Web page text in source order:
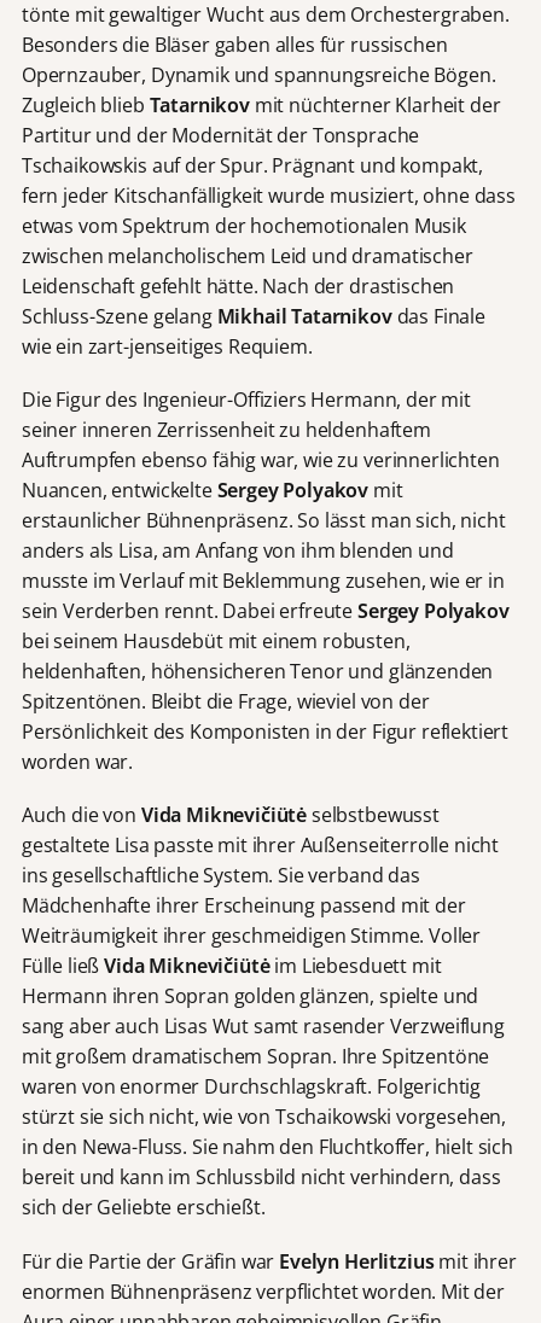
tönte mit gewaltiger Wucht aus dem Orchestergraben.
Besonders die Bläser gaben alles für russischen
Opernzauber, Dynamik und spannungsreiche Bögen.
Zugleich blieb Tatarnikovmit nüchterner Klarheit der
Partitur und der Modernität der Tonsprache
Tschaikowskis auf der Spur. Prägnant und kompakt,
fern jeder Kitschanfälligkeit wurde musiziert, ohne dass
etwas vom Spektrum der hochemotionalen Musik
zwischen melancholischem Leid und dramatischer
Leidenschaft gefehlt hätte. Nach der drastischen
Schluss-Szene gelang Mikhail Tatarnikovdas Finale
wie ein zart-jenseitiges Requiem.
Die Figur des Ingenieur-Offiziers Hermann, der mit
seiner inneren Zerrissenheit zu heldenhaftem
Auftrumpfen ebenso fähig war, wie zu verinnerlichten
Nuancen, entwickelteSergey Polyakov mit
erstaunlicher Bühnenpräsenz. So lässt man sich, nicht
anders als Lisa, am Anfang von ihm blenden und
musste im Verlauf mit Beklemmung zusehen, wie er in
sein Verderben rennt. Dabei erfreuteSergey Polyakov
bei seinem Hausdebüt mit einem robusten,
heldenhaften, höhensicheren Tenor und glänzenden
Spitzentönen. Bleibt die Frage, wieviel von der
Persönlichkeit des Komponisten in der Figur reflektiert
worden war.
Auch die von Vida Miknevičiütėselbstbewusst
gestaltete Lisa passte mit ihrer Außenseiterrolle nicht
ins gesellschaftliche System. Sie verband das
Mädchenhafte ihrer Erscheinung passend mit der
Weiträumigkeit ihrer geschmeidigen Stimme. Voller
Fülle ließVida Miknevičiütėim Liebesduett mit
Hermann ihren Sopran golden glänzen, spielte und
sang aber auch Lisas Wut samt rasender Verzweiflung
mit großem dramatischem Sopran. Ihre Spitzentöne
waren von enormer Durchschlagskraft. Folgerichtig
stürzt sie sich nicht, wie von Tschaikowski vorgesehen,
in den Newa-Fluss. Sie nahm den Fluchtkoffer, hielt sich
bereit und kann im Schlussbild nicht verhindern, dass
sich der Geliebte erschießt.
Für die Partie der Gräfin war Evelyn Herlitziusmit ihrer
enormen Bühnenpräsenz verpflichtet worden. Mit der